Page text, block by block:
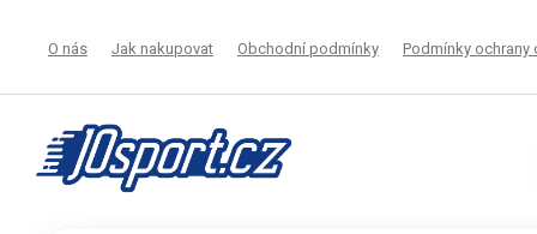
O nás Jak nakupovat Obchodní podmínky Podmínky ochrany